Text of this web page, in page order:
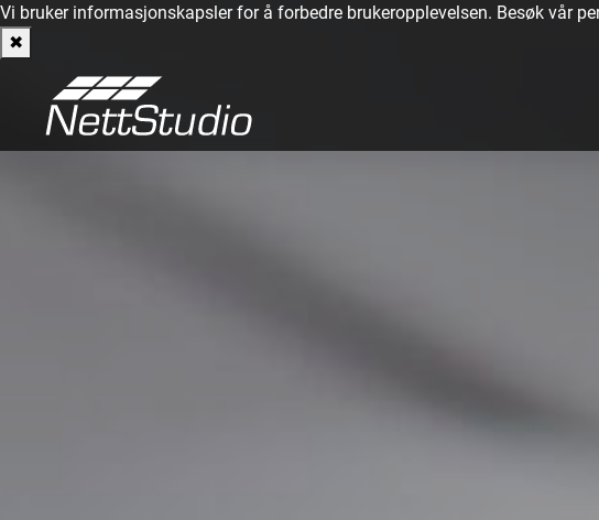
Vi bruker informasjonskapsler for å forbedre brukeropplevelsen. Besøk vår
✖